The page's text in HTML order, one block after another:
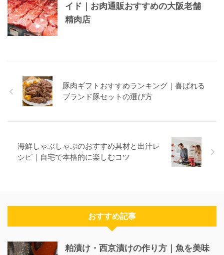
イド｜お肉通販おすすめの大阪老舗
精肉店
豚肉ギフトおすすめランキング｜喜ばれる
ブランド豚セットの選び方
海鮮しゃぶしゃぶのおすすめ具材と出汁レ
シピ｜自宅で本格的に楽しむコツ
おすすめ記事
粕漬け・西京漬けの作り方｜魚を美味